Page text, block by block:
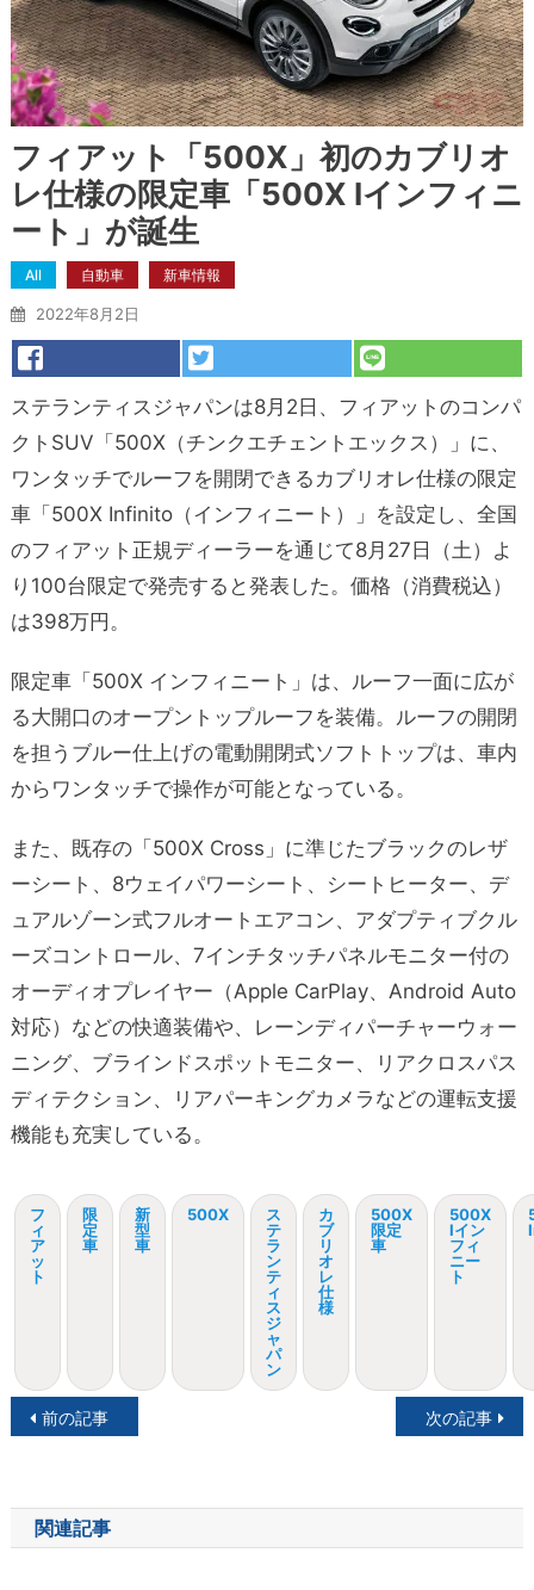
フィアット「500X」初のカブリオ
レ仕様の限定車「500X Iインフィニ
ート」が誕生
All 自動車 新車情報
2022年8月2日
ステランティスジャパンは8月2日、フィアットのコンパ
クトSUV「500X（チンクエチェントエックス）」に、
ワンタッチでルーフを開閉できるカブリオレ仕様の限定
車「500X Infinito（インフィニート）」を設定し、全国
のフィアット正規ディーラーを通じて8月27日（土）よ
り100台限定で発売すると発表した。価格（消費税込）
は398万円。
限定車「500X インフィニート」は、ルーフ一面に広が
る大開口のオープントップルーフを装備。ルーフの開閉
を担うブルー仕上げの電動開閉式ソフトトップは、車内
からワンタッチで操作が可能となっている。
また、既存の「500X Cross」に準じたブラックのレザ
ーシート、8ウェイパワーシート、シートヒーター、デ
ュアルゾーン式フルオートエアコン、アダプティブクル
ーズコントロール、7インチタッチパネルモニター付の
オーディオプレイヤー（Apple CarPlay、Android Auto
対応）などの快適装備や、レーンディパーチャーウォー
ニング、ブラインドスポットモニター、リアクロスパス
ディテクション、リアパーキングカメラなどの運転支援
機能も充実している。
フ
ィ
ア
ッ
ト
限
定
車
新
型
車
500X
ス
テ
ラ
ン
テ
ィ
ス
ジ
ャ
パ
ン
カ
ブ
リ
オ
レ
仕
様
500X
限定
車
500X
Iイン
フィ
ニー
ト
投
ナ
ビ
前の記事 次の記事
関連記事